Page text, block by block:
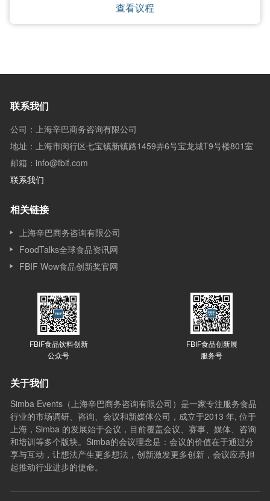
查看议程
联系我们
公司：上海辛巴商务咨询有限公司
地址：上海市闵行区七宝镇新镇路1459弄6号宝龙城T9号楼801室
邮箱：info@fbif.com
联系我们
相关链接
上海辛巴商务咨询有限公司
FoodTalks全球食品资讯网
FBIF Wow食品创新奖官网
FBIF食品饮料创新
公众号
FBIF食品创新展
服务号
关于我们
Simba Events（上海辛巴商务咨询有限公司）是一家专注服务食品
行业的市场调研、咨询、会议和新媒体公司，成立于2013 年, 位于
上海，Simba 的发展始于会议，目前覆盖会议、赛事、媒体、咨询
和培训等多个版块。Simba的会议理念是：会议的价值在于通过分
享与互动，让想法产生更多想法，创新激发更多创新，会议应承担
起推动行业进步的使命。